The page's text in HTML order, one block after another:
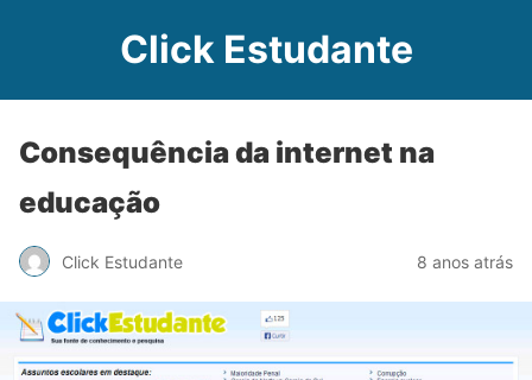
Click Estudante
Consequência da internet na
educação
Click Estudante 8 anos atrás